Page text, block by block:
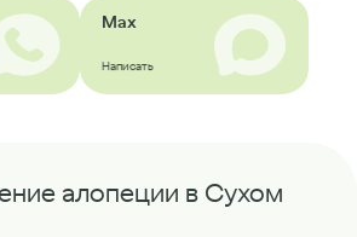
Max
Написать
алопеции в Сухом